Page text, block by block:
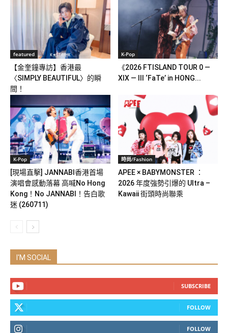
featured
【金奎鐘專訪】香港最
〈SIMPLY BEAUTIFUL〉的瞬
間！
K-Pop
《2026 FTISLAND TOUR 0 —
XIX — III ‘FaTe’ in HONG...
K-Pop
[現場直擊] JANNABI香港首場
演唱會感動落幕 高喊No Hong
Kong！No JANNABI！告白歌
迷 (260711)
時尚/Fashion
APEE × BABYMONSTER ：
2026 年度強勢引爆的 Ultra –
Kawaii 街頭時尚聯乘
I'M SOCIAL
SUBSCRIBE
FOLLOW
FOLLOW